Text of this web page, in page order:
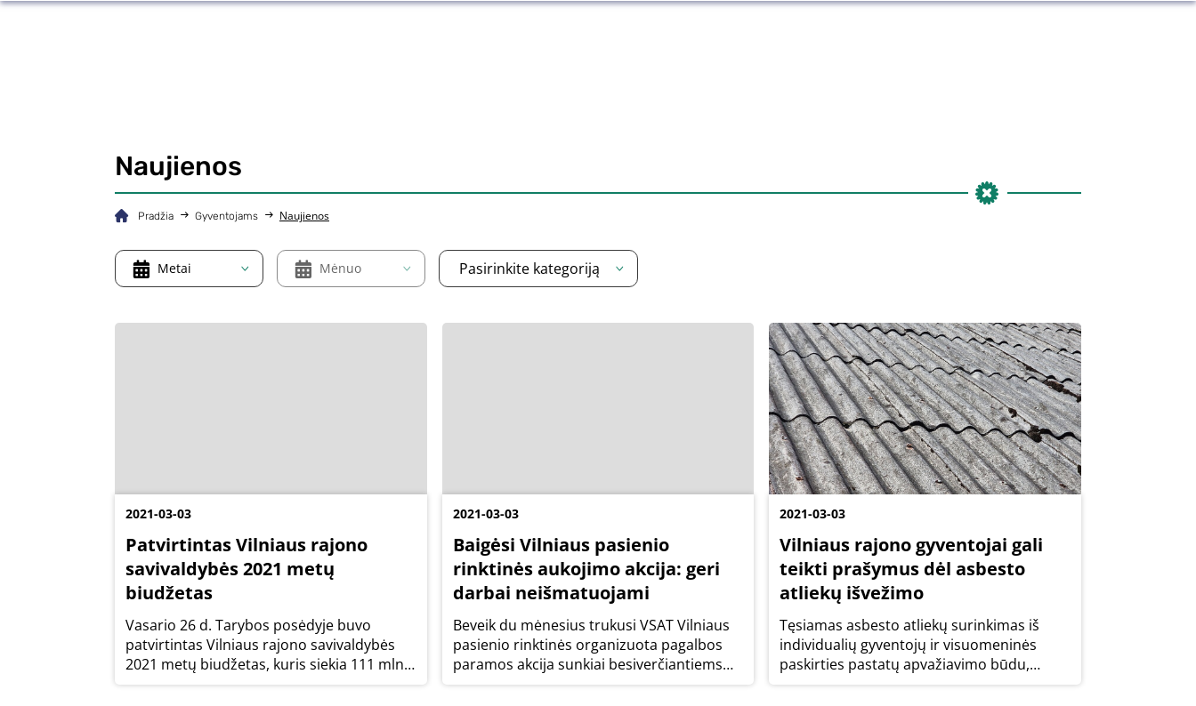
Naujienos
Pradžia Gyventojams Naujienos
Metai Mėnuo Pasirinkite kategoriją
2021-03-03
Patvirtintas Vilniaus rajono
savivaldybės 2021 metų
biudžetas
Vasario 26 d. Tarybos posėdyje buvo
patvirtintas Vilniaus rajono savivaldybės
2021 metų biudžetas, kuris siekia 111 mln.
eurų ir yra 2% didesnis negu praeitais
2021-03-03
Baigėsi Vilniaus pasienio
rinktinės aukojimo akcija: geri
darbai neišmatuojami
Beveik du mėnesius trukusi VSAT Vilniaus
pasienio rinktinės organizuota pagalbos
paramos akcija sunkiai besiverčiantiems
žmonėms baigėsi. Socialinėms
2021-03-03
Vilniaus rajono gyventojai gali
teikti prašymus dėl asbesto
atliekų išvežimo
Tęsiamas asbesto atliekų surinkimas iš
individualių gyventojų ir visuomeninės
paskirties pastatų apvažiavimo būdu,
kuriuo metu planuojama surinkti apie 500 t